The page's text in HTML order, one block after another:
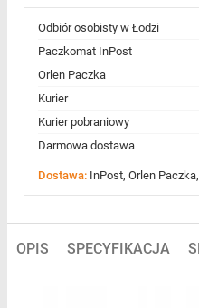
Odbiór osobisty w Łodzi
Paczkomat InPost
Orlen Paczka
Kurier
Kurier pobraniowy
Darmowa dostawa
Dostawa: InPost, Orlen
OPIS SPECYFIKACJA